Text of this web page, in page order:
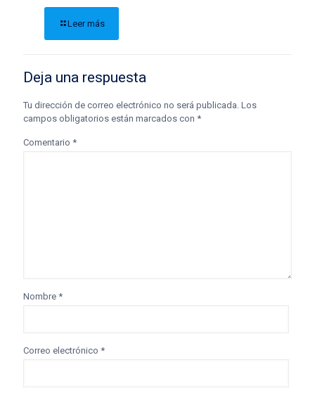
Leer más
Deja una respuesta
Tu dirección de correo electrónico no será publicada. Los
campos obligatorios están marcados con *
Comentario *
Nombre *
Correo electrónico *